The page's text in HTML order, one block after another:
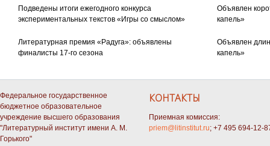
Подведены итоги ежегодного конкурса
экспериментальных текстов «Игры со смыслом»
Объявлен
капель»
Литературная премия «Радуга»: объявлены
финалисты 17-го сезона
Объявлен
капель»
Федеральное государственное
бюджетное образовательное
учреждение высшего образования
"Литературный институт имени А. М.
Горького"
КОНТАКТЫ
Приемная комиссия:
priem@litinstitut.ru; +7 495 694-12-